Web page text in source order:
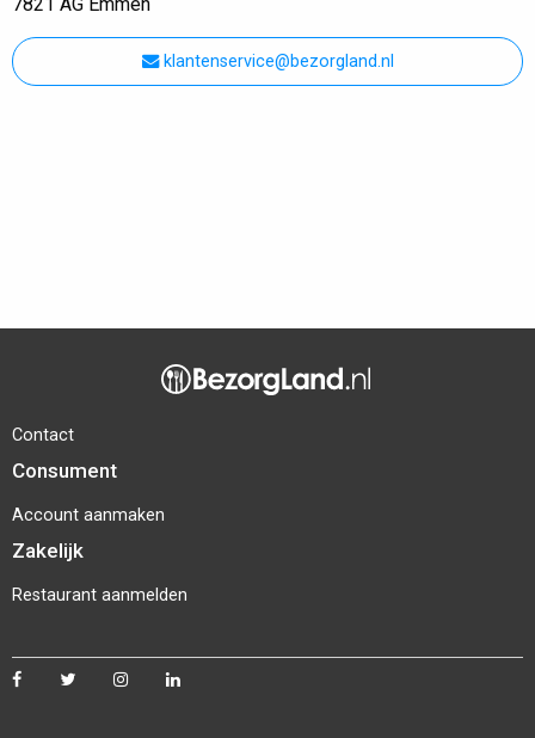
klantenservice@bezorgland.nl
Contact
Consument
Account aanmaken
Zakelijk
Restaurant aanmelden